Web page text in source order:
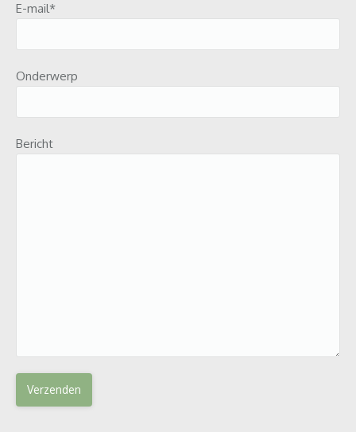
E-mail*
Onderwerp
Bericht